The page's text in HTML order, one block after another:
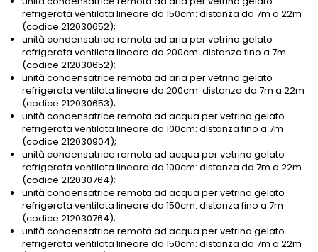
refrigerata ventilata lineare da 150cm: distanza da 7m a 22m
(codice 212030652);
unità condensatrice remota ad aria per vetrina gelato
refrigerata ventilata lineare da 200cm: distanza fino a 7m
(codice 212030652);
unità condensatrice remota ad aria per vetrina gelato
refrigerata ventilata lineare da 200cm: distanza da 7m a 22m
(codice 212030653);
unità condensatrice remota ad acqua per vetrina gelato
refrigerata ventilata lineare da 100cm: distanza fino a 7m
(codice 212030904);
unità condensatrice remota ad acqua per vetrina gelato
refrigerata ventilata lineare da 100cm: distanza da 7m a 22m
(codice 212030764);
unità condensatrice remota ad acqua per vetrina gelato
refrigerata ventilata lineare da 150cm: distanza fino a 7m
(codice 212030764);
unità condensatrice remota ad acqua per vetrina gelato
refrigerata ventilata lineare da 150cm: distanza da 7m a 22m